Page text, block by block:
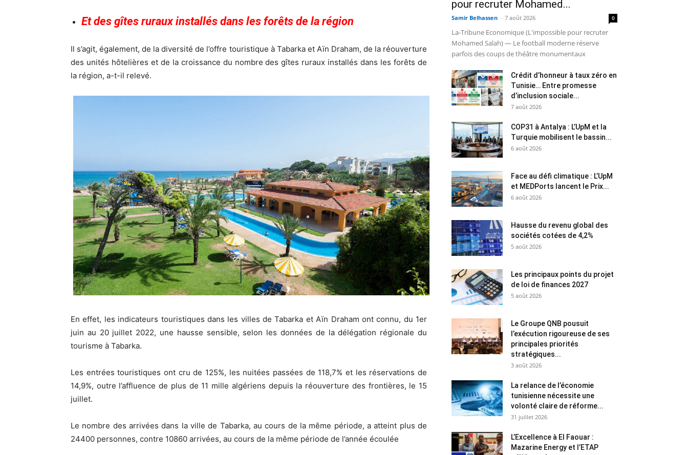
Et des gîtes ruraux installés dans les forêts de la région
Il s’agit, également, de la diversité de l’offre touristique à Tabarka et Aïn Draham, de la réouverture
des unités hôtelières et de la croissance du nombre des gîtes ruraux installés dans les forêts de
la région, a-t-il relevé.
En effet, les indicateurs touristiques dans les villes de Tabarka et Aïn Draham ont connu, du 1er
juin au 20 juillet 2022, une hausse sensible, selon les données de la délégation régionale du
tourisme à Tabarka.
Les entrées touristiques ont cru de 125%, les nuitées passées de 118,7% et les réservations de
14,9%, outre l’affluence de plus de 11 mille algériens depuis la réouverture des frontières, le 15
juillet.
Le nombre des arrivées dans la ville de Tabarka, au cours de la même période, a atteint plus de
24400 personnes, contre 10860 arrivées, au cours de la même période de l’année écoulée
pour recruter Mohamed...
Samir Belhassen - 7 août 2026 0
La-Tribune Economique (L'impossible pour recruter
Mohamed Salah) — Le football moderne réserve
parfois des coups de théâtre monumentaux
Crédit d’honneur à taux zéro en
Tunisie… Entre promesse
d’inclusion sociale...
7 août 2026
COP31 à Antalya : L’UpM et la
Turquie mobilisent le bassin...
6 août 2026
Face au défi climatique : L’UpM
et MEDPorts lancent le Prix...
6 août 2026
Hausse du revenu global des
sociétés cotées de 4,2%
5 août 2026
Les principaux points du projet
de loi de finances 2027
5 août 2026
Le Groupe QNB pousuit
l’exécution rigoureuse de ses
principales priorités
stratégiques...
3 août 2026
La relance de l’économie
tunisienne nécessite une
volonté claire de réforme...
31 juillet 2026
L’Excellence à El Faouar :
Mazarine Energy et l’ETAP